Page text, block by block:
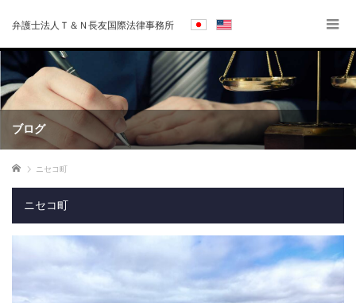
弁護士法人Ｔ＆Ｎ長友国際法律事務所
ブログ
ホーム ニセコ町
ニセコ町